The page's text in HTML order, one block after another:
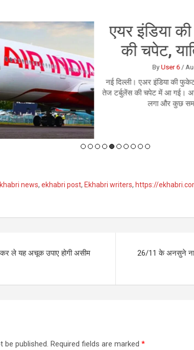
एयर इंडिया
की चपेट,
User 6/
नई दिल्ली। एअर इंडिया की फुकेट
तेज टर्बुलेंस की चपेट में आ गई।
लगा और कुछ समय
news, ekhabri post, Ekhabri writers, https://
ले यह अचूक उपाए होगी असीम
26/11 के अनसुने
be published. Required fields are marked *